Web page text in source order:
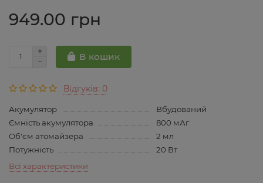
949.00 грн
В кошик
Відгуків: 0
Акумулятор
Вбудований
Ємність акумулятора
800 мАг
Об'єм атомайзера
2 мл
Потужність
20 Вт
Всі характеристики